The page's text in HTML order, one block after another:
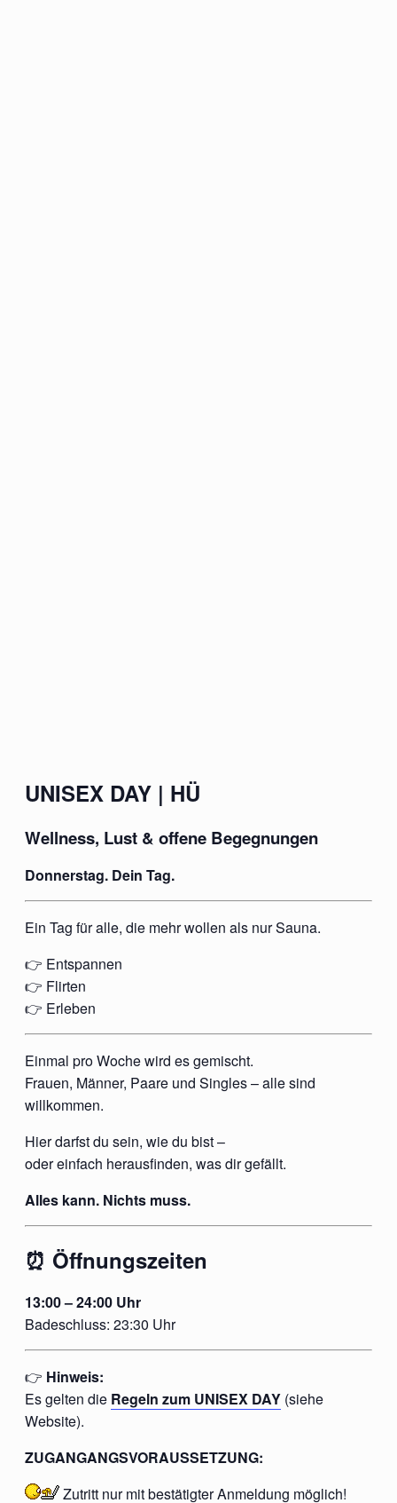
UNISEX DAY | HÜ
Wellness, Lust & offene Begegnungen
Donnerstag. Dein Tag.
Ein Tag für alle, die mehr wollen als nur Sauna.
👉 Entspannen
👉 Flirten
👉 Erleben
Einmal pro Woche wird es gemischt.
Frauen, Männer, Paare und Singles – alle sind
willkommen.
Hier darfst du sein, wie du bist –
oder einfach herausfinden, was dir gefällt.
Alles kann. Nichts muss.
⏰ Öffnungszeiten
13:00 – 24:00 Uhr
Badeschluss: 23:30 Uhr
👉 Hinweis:
Es gelten die Regeln zum UNISEX DAY (siehe
Website).
ZUGANGANGSVORAUSSETZUNG:
Zutritt nur mitbestätigterAnmeldung möglich!